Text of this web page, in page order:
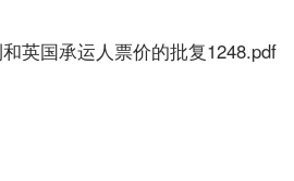
英国承运人票价的批复1248.pdf